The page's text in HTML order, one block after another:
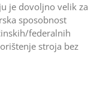
je dovoljno velik za
sposobnost
federalnih
stroja bez